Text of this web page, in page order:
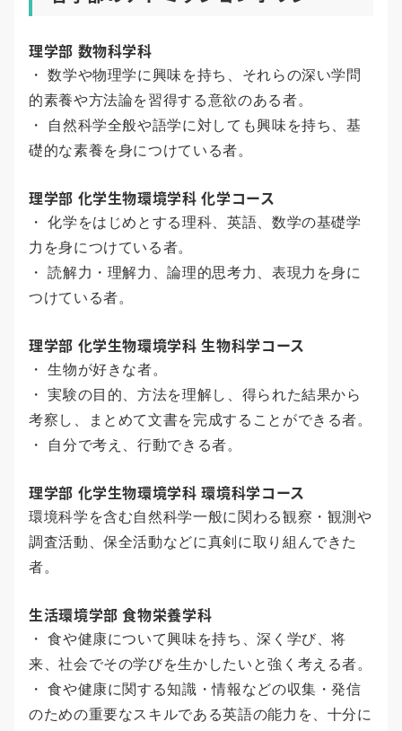
理学部 数物科学科
・ 数学や物理学に興味を持ち、それらの深い学問
的素養や方法論を習得する意欲のある者。
・ 自然科学全般や語学に対しても興味を持ち、基
礎的な素養を身につけている者。
理学部 化学生物環境学科 化学コース
・ 化学をはじめとする理科、英語、数学の基礎学
力を身につけている者。
・ 読解力・理解力、論理的思考力、表現力を身に
つけている者。
理学部 化学生物環境学科 生物科学コース
・ 生物が好きな者。
・ 実験の目的、方法を理解し、得られた結果から
考察し、まとめて文書を完成することができる者。
・ 自分で考え、行動できる者。
理学部 化学生物環境学科 環境科学コース
環境科学を含む自然科学一般に関わる観察・観測や
調査活動、保全活動などに真剣に取り組んできた
者。
生活環境学部 食物栄養学科
・ 食や健康について興味を持ち、深く学び、将
来、社会でその学びを生かしたいと強く考える者。
・ 食や健康に関する知識・情報などの収集・発信
のための重要なスキルである英語の能力を、十分に